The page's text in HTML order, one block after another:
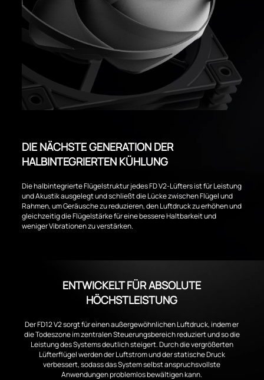
DIE NÄCHSTE GENERATION DER
HALBINTEGRIERTEN KÜHLUNG
Die halbintegrierte Flügelstruktur jedes FD V2-Lüfters ist für Leistung
und Akustik ausgelegt und schließt die Lücke zwischen Flügel und
Rahmen, um Geräusche zu reduzieren, den Luftdruck zu erhöhen und
gleichzeitig die Flügelstärke für eine bessere Haltbarkeit und
weniger Vibrationen zu verstärken.
ENTWICKELT FÜR ABSOLUTE
HÖCHSTLEISTUNG
Der FD12 V2 sorgt für einen außergewöhnlichen Luftdruck, indem er
die Todeszone im zentralen Steuerungsbereich reduziert und so die
Leistung des Systems deutlich steigert. Durch die vergrößerten
Lüfterflügel werden der Luftstrom und der statische Druck
verbessert, sodass das System selbst anspruchsvollste
Anwendungen problemlos bewältigen kann.